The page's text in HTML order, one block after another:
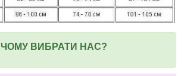
ЧОМУ ВИБРАТИ НАС?